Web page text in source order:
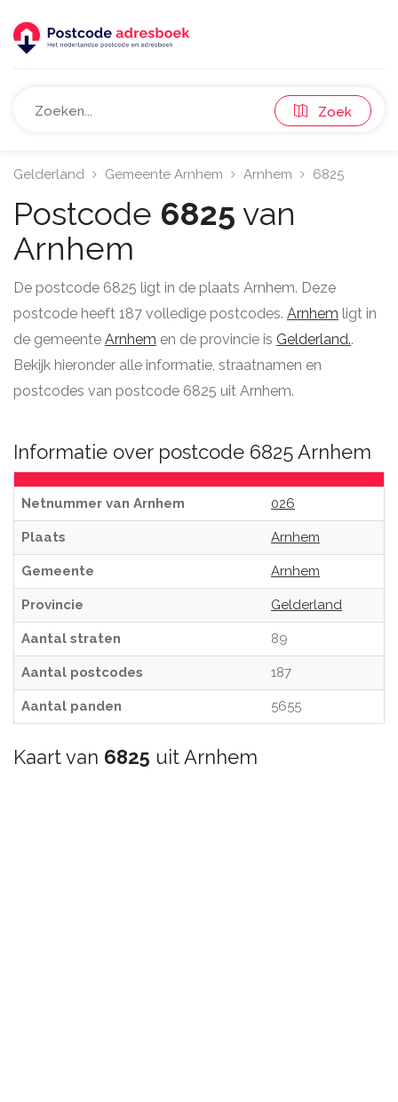
Zoek
Gelderland Gemeente Arnhem Arnhem 6825
Postcode 6825 van
Arnhem
De postcode 6825 ligt in de plaats Arnhem. Deze
postcode heeft 187 volledige postcodes. Arnhem ligt in
de gemeente Arnhem en de provincie is Gelderland..
Bekijk hieronder alle informatie, straatnamen en
postcodes van postcode 6825 uit Arnhem.
Informatie over postcode 6825 Arnhem
Netnummer van Arnhem 026
Plaats Arnhem
Gemeente Arnhem
Provincie Gelderland
Aantal straten 89
Aantal postcodes 187
Aantal panden 5655
Kaart van 6825 uit Arnhem